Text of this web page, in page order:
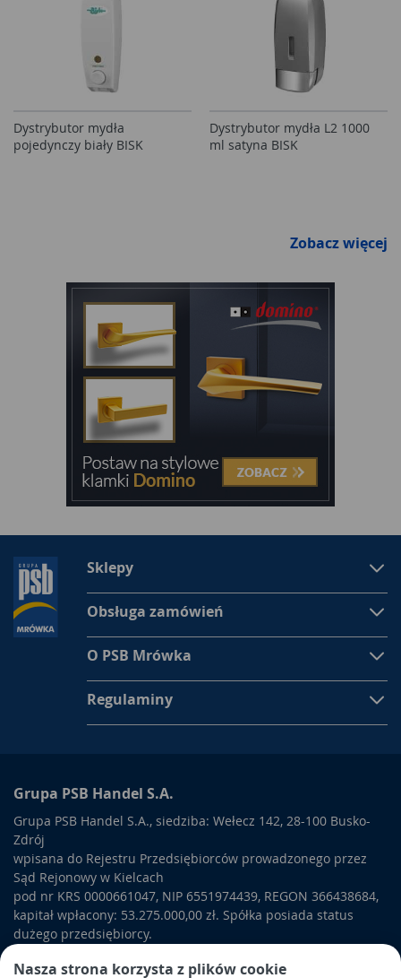
Nasza strona korzysta z plików cookie
Dystrybutor mydła
pojedynczy biały BISK
Dystrybutor mydła L2 1000
ml satyna BISK
Zobacz więcej
Sklepy
Obsługa zamówień
O PSB Mrówka
Regulaminy
Grupa PSB Handel S.A.
Grupa PSB Handel S.A., siedziba: Wełecz 142, 28-100 Busko-
Zdrój
wpisana do Rejestru Przedsiębiorców prowadzonego przez
Sąd Rejonowy w Kielcach
pod nr KRS 0000661047, NIP 6551974439, REGON 366438684,
kapitał wpłacony: 53.275.000,00 zł. Spółka posiada status
dużego przedsiębiorcy.
PSB Mrówka to polska sieć sklepów samoobsługowych sektora